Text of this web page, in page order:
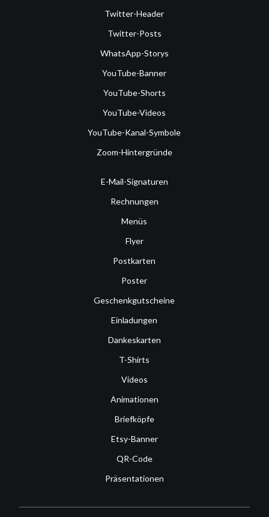
Twitter-Header
Twitter-Posts
WhatsApp-Storys
YouTube-Banner
YouTube-Shorts
YouTube-Videos
YouTube-Kanal-Symbole
Zoom-Hintergründe
E-Mail-Signaturen
Rechnungen
Menüs
Flyer
Postkarten
Poster
Geschenkgutscheine
Einladungen
Dankeskarten
T-Shirts
Videos
Animationen
Briefköpfe
Etsy-Banner
QR-Code
Präsentationen